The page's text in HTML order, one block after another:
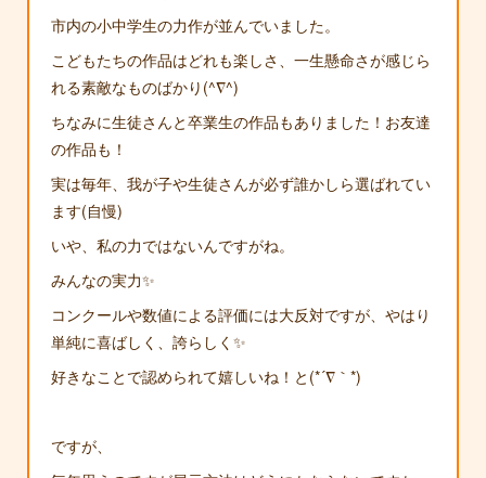
市内の小中学生の力作が並んでいました。
こどもたちの作品はどれも楽しさ、一生懸命さが感じら
れる素敵なものばかり(^∇^)
ちなみに生徒さんと卒業生の作品もありました！お友達
の作品も！
実は毎年、我が子や生徒さんが必ず誰かしら選ばれてい
ます(自慢)
いや、私の力ではないんですがね。
みんなの実力✨
コンクールや数値による評価には大反対ですが、やはり
単純に喜ばしく、誇らしく✨
好きなことで認められて嬉しいね！と(*´∇｀*)
ですが、